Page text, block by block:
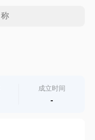
成立时间
-